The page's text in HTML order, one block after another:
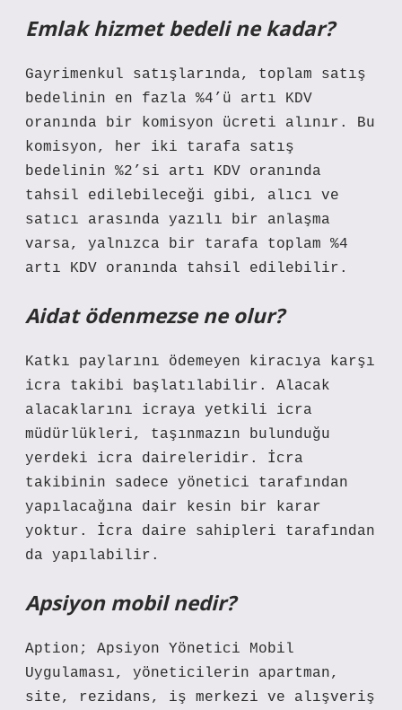
Emlak hizmet bedeli ne kadar?
Gayrimenkul satışlarında, toplam satış
bedelinin en fazla %4’ü artı KDV
oranında bir komisyon ücreti alınır. Bu
komisyon, her iki tarafa satış
bedelinin %2’si artı KDV oranında
tahsil edilebileceği gibi, alıcı ve
satıcı arasında yazılı bir anlaşma
varsa, yalnızca bir tarafa toplam %4
artı KDV oranında tahsil edilebilir.
Aidat ödenmezse ne olur?
Katkı paylarını ödemeyen kiracıya karşı
icra takibi başlatılabilir. Alacak
alacaklarını icraya yetkili icra
müdürlükleri, taşınmazın bulunduğu
yerdeki icra daireleridir. İcra
takibinin sadece yönetici tarafından
yapılacağına dair kesin bir karar
yoktur. İcra daire sahipleri tarafından
da yapılabilir.
Apsiyon mobil nedir?
Aption; Apsiyon Yönetici Mobil
Uygulaması, yöneticilerin apartman,
site, rezidans, iş merkezi ve alışveriş